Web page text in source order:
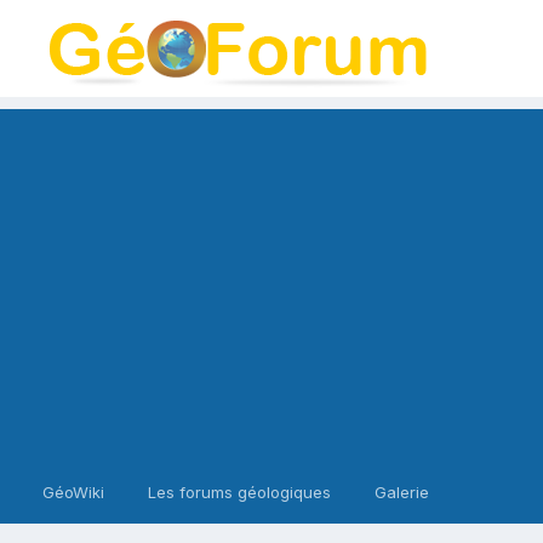
GéoWiki Les forums géologiques Galerie